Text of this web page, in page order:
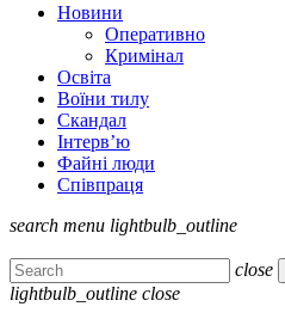
Новини
Оперативно
Кримінал
Освіта
Воїни тилу
Скандал
Інтерв’ю
Файні люди
Співпраця
search menu lightbulb_outline
close
lightbulb_outline close